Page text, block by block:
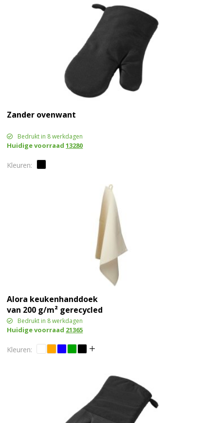
Zander ovenwant
Bedrukt in 8 werkdagen
Huidige voorraad13280
Alora keukenhanddoek
van 200 g/m² gerecycled
katoen
Bedrukt in 8 werkdagen
Huidige voorraad 21365